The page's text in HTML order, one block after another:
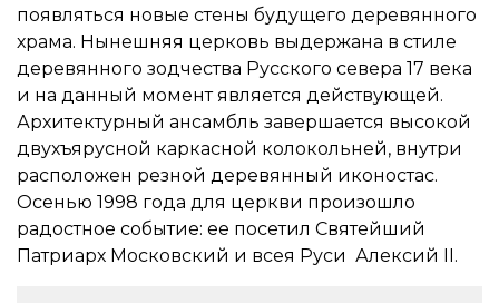
появляться новые стены будущего деревянного
храма. Нынешняя церковь выдержана в стиле
деревянного зодчества Русского севера 17 века
и на данный момент является действующей.
Архитектурный ансамбль завершается высокой
двухъярусной каркасной колокольней, внутри
расположен резной деревянный иконостас.
Осенью 1998 года для церкви произошло
радостное событие: ее посетил Святейший
Патриарх Московский и всея Руси Алексий II.